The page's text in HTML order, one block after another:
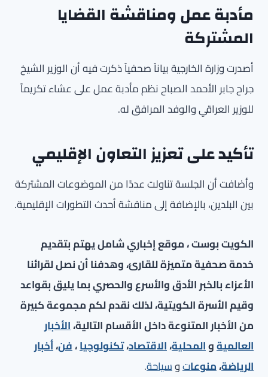
مأدبة عمل ومناقشة القضايا
المشتركة
أصدرت وزارة الخارجية بياناً صحفياً ذكرت فيه أن الوزير الشيخ
جراح جابر الأحمد الصباح نظم مأدبة عمل على عشاء تكريماً
للوزير العراقي والوفد المرافق له.
تأكيد على تعزيز التعاون الإقليمي
وأضافت أن الجلسة تناولت عددًا من الموضوعات المشتركة
بين البلدين، بالإضافة إلى مناقشة أحدث التطورات الإقليمية.
الكويت بوست ، موقع إخباري شامل يهتم بتقديم
خدمة صحفية متميزة للقارئ، وهدفنا أن نصل لقرائنا
الأعزاء بالخبر الأدق والأسرع والحصري بما يليق بقواعد
وقيم الأسرة الكويتية، لذلك نقدم لكم مجموعة كبيرة
من الأخبار المتنوعة داخل الأقسام التالية،الأخبار
العالميةوالمحلية،الاقتصاد،تكنولوجيا،فن،أخبار
الرياضة،منوعاتوسياحة.